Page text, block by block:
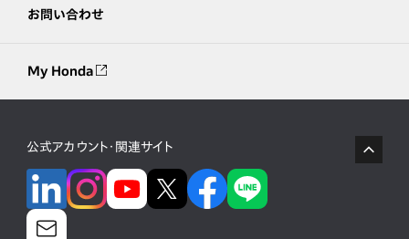
お問い合わせ
My Honda
公式アカウント・関連サイト